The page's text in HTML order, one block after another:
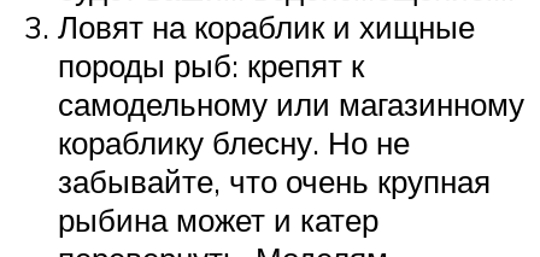
Ловят на кораблик и хищные
породы рыб: крепят к
самодельному или магазинному
кораблику блесну. Но не
забывайте, что очень крупная
рыбина может и катер